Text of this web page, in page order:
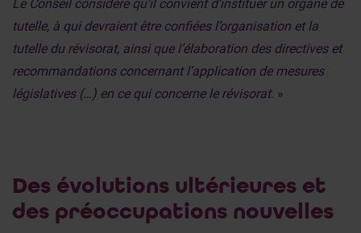
Le Conseil considère qu’il convient d’instituer un organe de
tutelle, à qui devraient être confiées l’organisation et la
tutelle du révisorat, ainsi que l’élaboration des directives et
recommandations concernant l’application de mesures
législatives (…) en ce qui concerne le révisorat. »
Des évolutions ultérieures et
des préoccupations nouvelles